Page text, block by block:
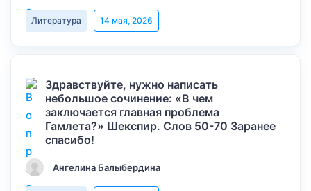
Литература 14 мая, 2026
Здравствуйте, нужно написать
небольшое сочинение: «В чем
заключается главная проблема
Гамлета?» Шекспир. Слов 50-70 Заранее
спасибо!
Ангелина Балыбердина